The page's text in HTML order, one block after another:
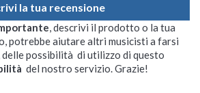
la tua recensione
, descrivi il prodotto o la tua
potrebbe aiutare altri musicisti a farsi
delle possibilità di utilizzo di questo
del nostro servizio. Grazie!